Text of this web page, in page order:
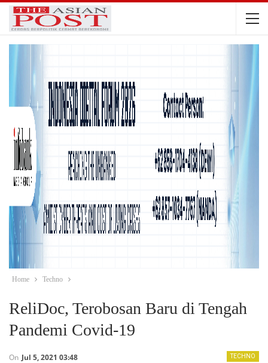
Home Techno
ReliDoc, Terobosan Baru di Tengah
Pandemi Covid-19
TECHNO
On Jul 5, 2021 03:48